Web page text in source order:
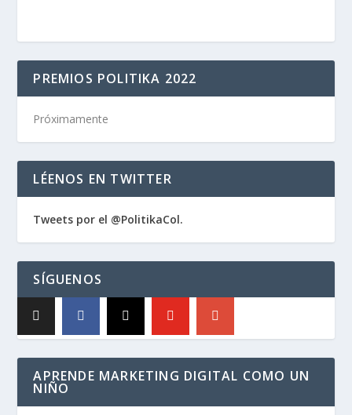
PREMIOS POLITIKA 2022
Próximamente
LÉENOS EN TWITTER
Tweets por el @PolitikaCol.
SÍGUENOS
APRENDE MARKETING DIGITAL COMO UN
NIÑO